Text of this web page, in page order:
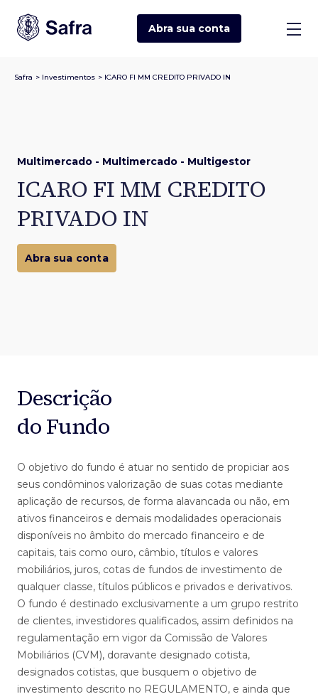
Abra sua conta
Safra > Investimentos > ICARO FI MM CREDITO PRIVADO IN
Multimercado - Multimercado - Multigestor
ICARO FI MM CREDITO
PRIVADO IN
Abra sua conta
Descrição
do Fundo
O objetivo do fundo é atuar no sentido de propiciar aos
seus condôminos valorização de suas cotas mediante
aplicação de recursos, de forma alavancada ou não, em
ativos financeiros e demais modalidades operacionais
disponíveis no âmbito do mercado financeiro e de
capitais, tais como ouro, câmbio, títulos e valores
mobiliários, juros, cotas de fundos de investimento de
qualquer classe, títulos públicos e privados e derivativos.
O fundo é destinado exclusivamente a um grupo restrito
de clientes, investidores qualificados, assim definidos na
regulamentação em vigor da Comissão de Valores
Mobiliários (CVM), doravante designado cotista,
designados cotistas, que busquem o objetivo de
investimento descrito no REGULAMENTO, e ainda que